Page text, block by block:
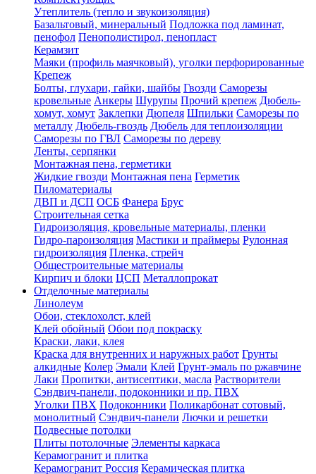
Утеплитель (тепло и звукоизоляция)
Базальтовый, минеральный Подложка под ламинат,
пенофол Пенополистирол, пенопласт
Керамзит
Маяки (профиль маячковый), уголки перфорированные
Крепеж
Болты, глухари, гайки, шайбы Гвозди Саморезы
кровельные Анкеры Шурупы Прочий крепеж Дюбель-
хомут, хомут Заклепки Дюпеля Шпильки Саморезы по
металлу Дюбель-гвоздь Дюбель для теплоизоляции
Саморезы по ГВЛ Саморезы по дереву
Ленты, серпянки
Монтажная пена, герметики
Жидкие гвозди Монтажная пена Герметик
Пиломатериалы
ДВП и ДСП ОСБ Фанера Брус
Строительная сетка
Гидроизоляция, кровельные материалы, пленки
Гидро-пароизоляция Мастики и праймеры Рулонная
гидроизоляция Пленка, стрейч
Общестроительные материалы
Кирпич и блоки ЦСП Металлопрокат
Отделочные материалы
Линолеум
Обои, стеклохолст, клей
Клей обойный Обои под покраску
Краски, лаки, клея
Краска для внутренних и наружных работ Грунты
алкидные Колер Эмали Клей Грунт-эмаль по ржавчине
Лаки Пропитки, антисептики, масла Растворители
Сэндвич-панели, подоконники и пр. ПВХ
Уголки ПВХ Подоконники Поликарбонат сотовый,
монолитный Сэндвич-панели Лючки и решетки
Подвесные потолки
Плиты потолочные Элементы каркаса
Керамогранит и плитка
Керамогранит Россия Керамическая плитка